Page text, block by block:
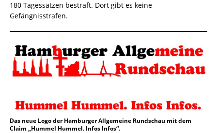
180 Tagessätzen bestraft. Dort gibt es keine
Gefängnisstrafen.
Das neue Logo der Hamburger Allgemeine Rundschau mit dem
Claim „Hummel Hummel. Infos Infos“.